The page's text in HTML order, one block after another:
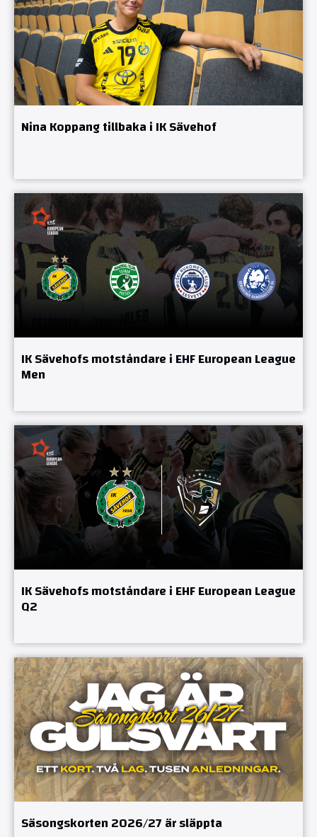
Nina Koppang tillbaka i IK Sävehof
IK Sävehofs motståndare i EHF European League
Men
IK Sävehofs motståndare i EHF European League
Q2
Säsongskorten 2026/27 är släppta